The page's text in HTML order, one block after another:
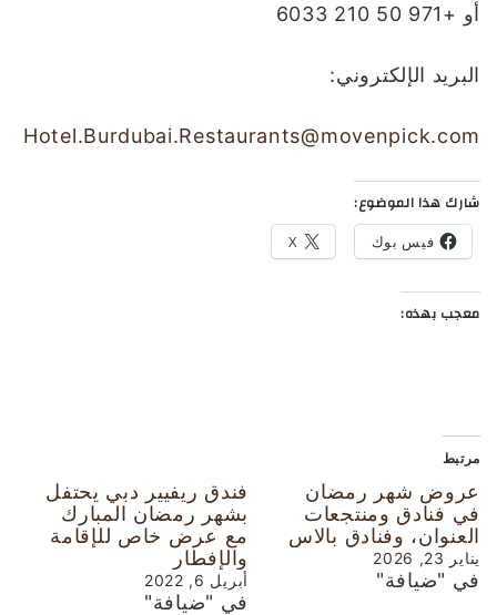
أو +971 50 210 6033
البريد الإلكتروني:
Hotel.Burdubai.Restaurants@movenpick.com
شارك هذا الموضوع:
فيس بوك X
معجب بهذه:
مرتبط
عروض شهر رمضان
في فنادق ومنتجعات
العنوان، وفنادق بالاس
يناير 23, 2026
في "ضيافة"
فندق ريفيير دبي يحتفل
بشهر رمضان المبارك
مع عرض خاص للإقامة
والإفطار
أبريل 6, 2022
في "ضيافة"